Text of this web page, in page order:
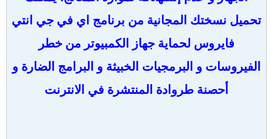
تحميل نسختك المجانية من برنامج اي في جي انتي
فايروس لحماية جهاز الكمبيوتر من خطر
الفيروسات و البرمجيات الخبيثة و البرامج الضارة و
أحصنة طروادة المنتشرة في الانترنت